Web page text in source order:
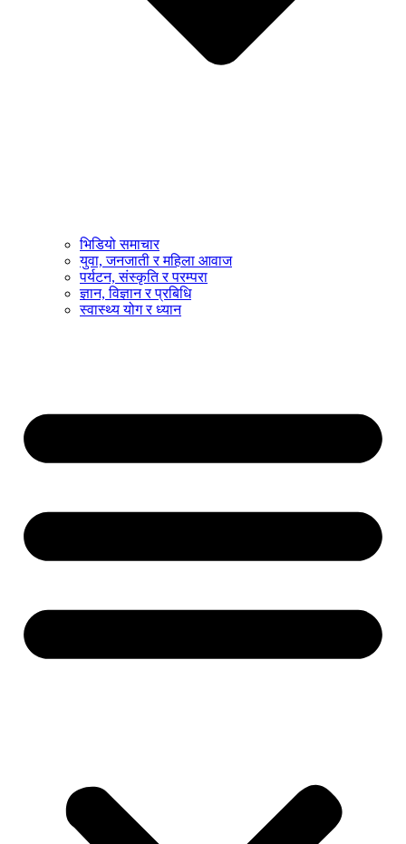
भिडियो समाचार
युवा, जनजाती र महिला आवाज
पर्यटन, संस्कृति र परम्परा
ज्ञान, विज्ञान र प्रबिधि
स्वास्थ्य योग र ध्यान